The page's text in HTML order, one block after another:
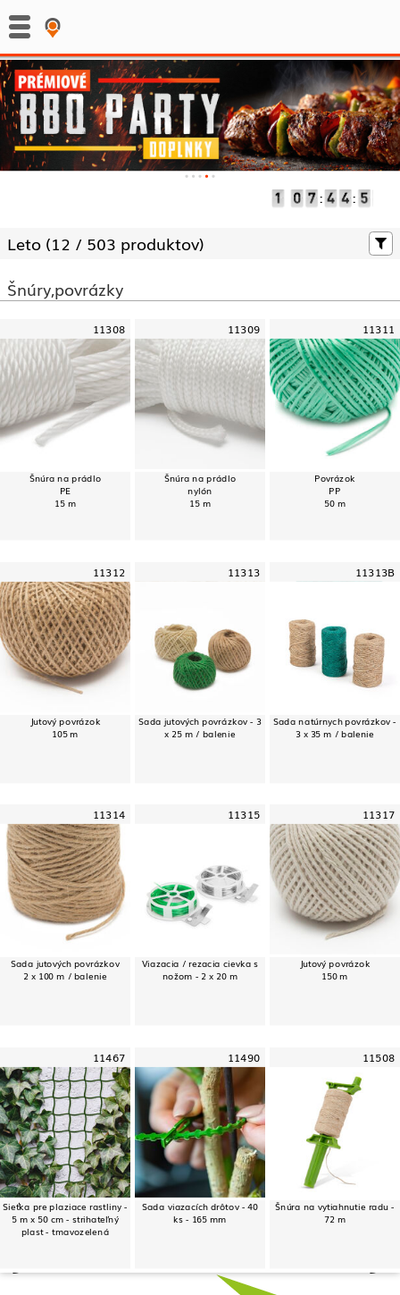
: :
Leto (12 / 503 produktov)
Šnúry,povrázky
11308
Šnúra na prádlo
PE
15 m
11309
Šnúra na prádlo
nylón
15 m
11311
Povrázok
PP
50 m
11312
Jutový povrázok
105 m
11313
Sada jutových povrázkov - 3
x 25 m / balenie
11313B
Sada natúrnych povrázkov -
3 x 35 m / balenie
11314
Sada jutových povrázkov
2 x 100 m / balenie
11315
Viazacia / rezacia cievka s
nožom - 2 x 20 m
11317
Jutový povrázok
150 m
11467
Sieťka pre plaziace rastliny -
5 m x 50 cm - strihateľný
plast - tmavozelená
11490
Sada viazacích drôtov - 40
ks - 165 mm
11508
Šnúra na vytiahnutie radu -
72 m